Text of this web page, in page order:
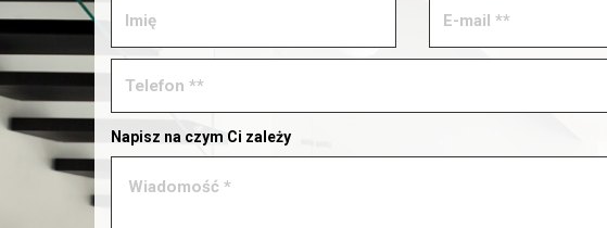
Napisz na czym Ci zależy